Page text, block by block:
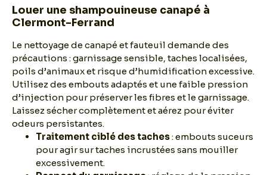
Louer une shampouineuse canapé à
Clermont-Ferrand
Le nettoyage de canapé et fauteuil demande des
précautions : garnissage sensible, taches localisées,
poils d’animaux et risque d’humidification excessive.
Utilisez des embouts adaptés et une faible pression
d’injection pour préserver les fibres et le garnissage.
Laissez sécher complètement et aérez pour éviter
odeurs persistantes.
Traitement ciblé des taches: embouts suceurs
pour agir sur taches incrustées sans mouiller
excessivement.